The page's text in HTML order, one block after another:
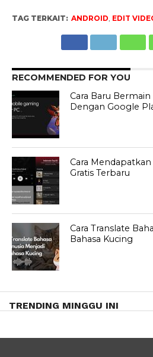
TAG TERKAIT: ANDROID EDIT
RECOMMENDED FOR YOU
Cara Baru
Dengan Google
Cara
Gratis Terbaru
Cara Translate
Bahasa Kucing
TRENDING MINGGU INI